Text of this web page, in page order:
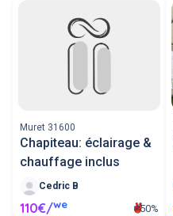
Muret 31600
Chapiteau: éclairage &
chauffage inclus
Cedric B
110€/we 50%